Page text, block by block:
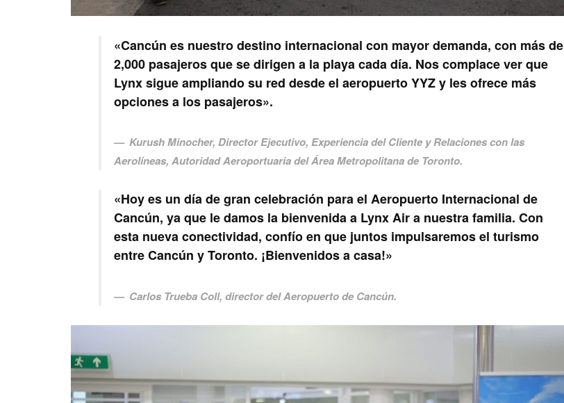
«Cancún es nuestro destino internacional con mayor demanda, con más de
2,000 pasajeros que se dirigen a la playa cada día. Nos complace ver que
Lynx sigue ampliando su red desde el aeropuerto YYZ y les ofrece más
opciones a los pasajeros».
Kurush Minocher, Director Ejecutivo, Experiencia del Cliente y Relaciones con las
Aerolíneas, Autoridad Aeroportuaria del Área Metropolitana de Toronto.
«Hoy es un día de gran celebración para el Aeropuerto Internacional de
Cancún, ya que le damos la bienvenida a Lynx Air a nuestra familia. Con
esta nueva conectividad, confío en que juntos impulsaremos el turismo
entre Cancún y Toronto. ¡Bienvenidos a casa!»
Carlos Trueba Coll, director del Aeropuerto de Cancún.